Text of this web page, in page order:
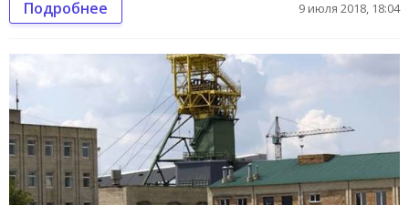
Подробнее 9 июля 2018, 18:04